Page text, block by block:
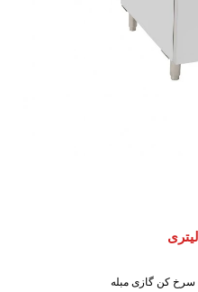
سرخ کن گازی مبله